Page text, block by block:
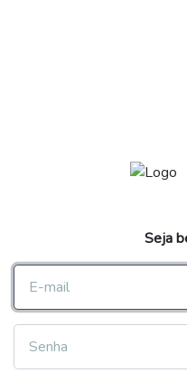
Seja
E-mail
Senha